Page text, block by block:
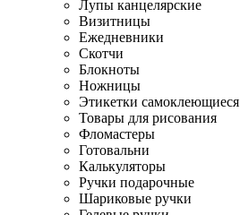
Лупы канцелярские
Визитницы
Ежедневники
Скотчи
Блокноты
Ножницы
Этикетки самоклеющиеся
Товары для рисования
Фломастеры
Готовальни
Калькуляторы
Ручки подарочные
Шариковые ручки